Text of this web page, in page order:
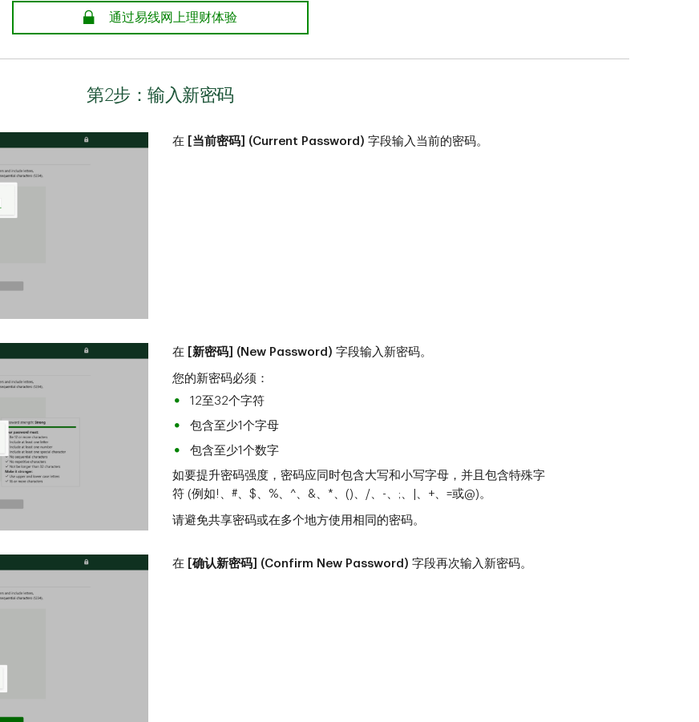
安全 通过易线网上理财体验
第2步：输入新密码
在 [当前密码] (Current Password) 字段输入当前的密码。
在 [新密码] (New Password) 字段输入新密码。
您的新密码必须：
12至32个字符
包含至少1个字母
包含至少1个数字
如要提升密码强度，密码应同时包含大写和小写字母，并且包含特殊字
符 (例如!、#、$、%、^、&、*、()、/、-、;、|、+、=或@)。
请避免共享密码或在多个地方使用相同的密码。
在 [确认新密码] (Confirm New Password) 字段再次输入新密码。